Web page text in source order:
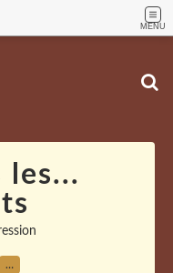
MENU
les...
…